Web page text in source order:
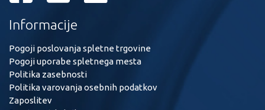
Informacije
Pogoji poslovanja spletne trgovine
Pogoji uporabe spletnega mesta
Politika zasebnosti
Politika varovanja osebnih podatkov
Zaposlitev